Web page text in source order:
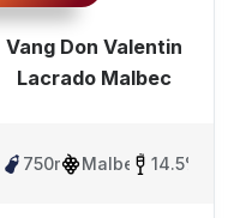
Vang Don Valentin
Lacrado Malbec
750ml Malbec 14.5%